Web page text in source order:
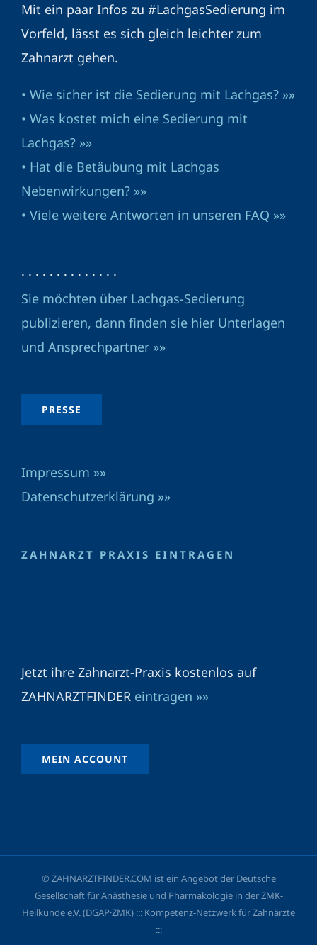
Mit ein paar Infos zu #LachgasSedierung im
Vorfeld, lässt es sich gleich leichter zum
Zahnarzt gehen.
• Wie sicher ist die Sedierung mit Lachgas? »»
• Was kostet mich eine Sedierung mit
Lachgas? »»
• Hat die Betäubung mit Lachgas
Nebenwirkungen? »»
• Viele weitere Antworten in unseren FAQ »»
· · · · · · · · · · · · · ·
Sie möchten über Lachgas-Sedierung
publizieren, dann finden sie hier Unterlagen
und Ansprechpartner »»
PRESSE
Impressum »»
Datenschutzerklärung »»
ZAHNARZT PRAXIS EINTRAGEN
Jetzt ihre Zahnarzt-Praxis kostenlos auf
ZAHNARZTFINDER eintragen »»
MEIN ACCOUNT
© ZAHNARZTFINDER.COM ist ein Angebot der Deutsche
Gesellschaft für Anästhesie und Pharmakologie in der ZMK-
Heilkunde e.V. (DGAP·ZMK) ::: Kompetenz-Netzwerk für Zahnärzte
:::